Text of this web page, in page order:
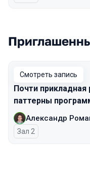
Смотреть запись
Почти
паттерны
Александр
Зал 2